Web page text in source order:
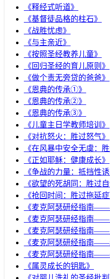
《释经式听道》
《基督徒品格的柱石》
《战胜忧虑》
《与主亲近》
《按照圣经教养儿童》
《回归圣经的育儿原则》
《做个责无旁贷的爸爸》
《恩典的传承①》
《恩典的传承②》
《恩典的传承③》
《儿童主日学教师培训》
《对抗怒火：胜过怒气》
《在风暴中安全无虞：胜
《正如耶稣：健康成长》
《争战的力量：抵挡性诱
《欲望的死胡同：胜过自
《抢回时间：胜过拖延症
《麦克阿瑟研经指南——
《麦克阿瑟研经指南——
《麦克阿瑟研经指南——
《麦克阿瑟研经指南——
《麦克阿瑟研经指南——
《属灵成长的钥匙》